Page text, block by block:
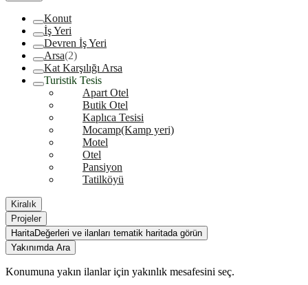
Konut
İş Yeri
Devren İş Yeri
Arsa(2)
Kat Karşılığı Arsa
Turistik Tesis
Apart Otel
Butik Otel
Kaplıca Tesisi
Mocamp(Kamp yeri)
Motel
Otel
Pansiyon
Tatilköyü
Kiralık
Projeler
HaritaDeğerleri ve ilanları tematik haritada görün
Yakınımda Ara
Konumuna yakın ilanlar için yakınlık mesafesini seç.